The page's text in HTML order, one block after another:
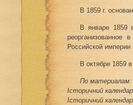
В 1859 г.
В январе 1859
реорганизованное
Российской
В октябре 1859
По материалам:
Історичний
Історичний